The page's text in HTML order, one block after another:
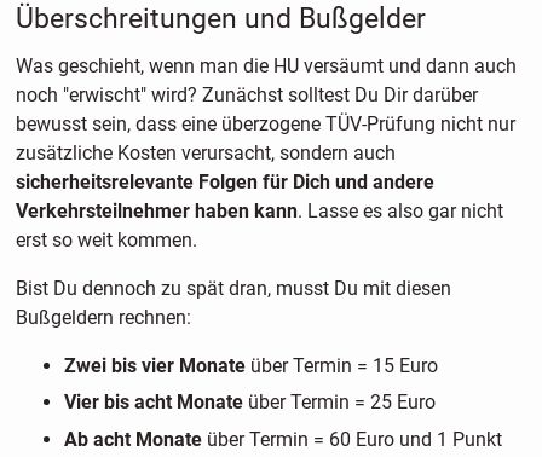
Überschreitungen und Bußgelder
Was geschieht, wenn man die HU versäumt und dann auch
noch "erwischt" wird? Zunächst solltest Du Dir darüber
bewusst sein, dass eine überzogene TÜV-Prüfung nicht nur
zusätzliche Kosten verursacht, sondern auch
sicherheitsrelevante Folgen für Dich und andere
Verkehrsteilnehmer haben kann. Lasse es also gar nicht
erst so weit kommen.
Bist Du dennoch zu spät dran, musst Du mit diesen
Bußgeldern rechnen:
Zwei bis vier Monateüber Termin = 15 Euro
Vier bis acht Monateüber Termin = 25 Euro
Ab acht Monateüber Termin = 60 Euro und 1 Punkt